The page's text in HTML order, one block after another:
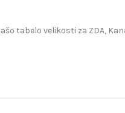
tabelo velikosti za ZDA,